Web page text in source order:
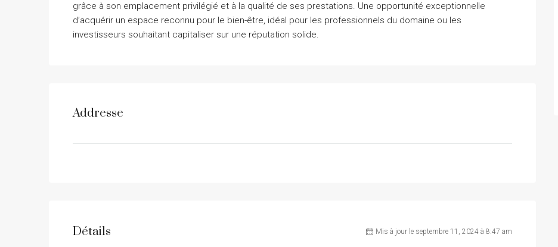
grâce à son emplacement privilégié et à la qualité de ses prestations. Une opportunité exceptionnelle
d’acquérir un espace reconnu pour le bien-être, idéal pour les professionnels du domaine ou les
investisseurs souhaitant capitaliser sur une réputation solide.
Addresse
Détails Mis à jour le septembre 11, 2024 à 8:47 am